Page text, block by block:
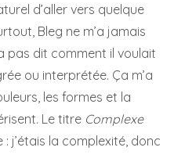
d’aller vers quelque
Bleg ne m’a jamais
pas dit comment il voulait
ou interprétée. Ça m’a
les formes et la
Le titre Complexe
: j’étais la complexité, donc